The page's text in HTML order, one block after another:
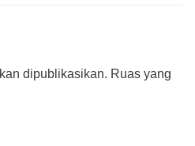
dipublikasikan. Ruas yang